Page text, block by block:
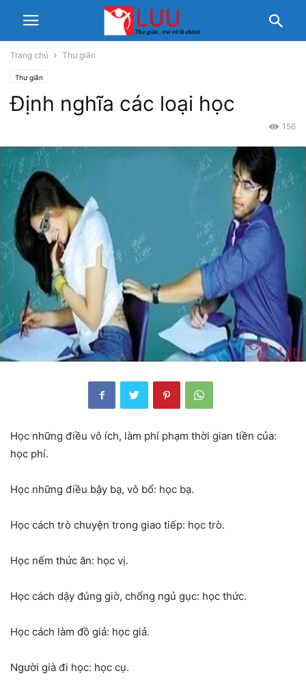
Trang chủ Thư giãn
Thư giãn
Định nghĩa các loại học
156
Học những điều vô ích, làm phí phạm thời gian tiền của:
học phí.
Học những điều bậy bạ, vô bổ: học bạ.
Học cách trò chuyện trong giao tiếp: học trò.
Học nếm thức ăn: học vị.
Học cách dậy đúng giờ, chống ngủ gục: học thức.
Học cách làm đồ giả: học giả.
Người già đi học: học cụ.